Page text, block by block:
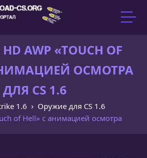
AWP «TOUCH OF
ОСМОТРА
ДЛЯ CS 1.6
1.6
Оружие для CS 1.6
of Hell» с анимацией осмотра